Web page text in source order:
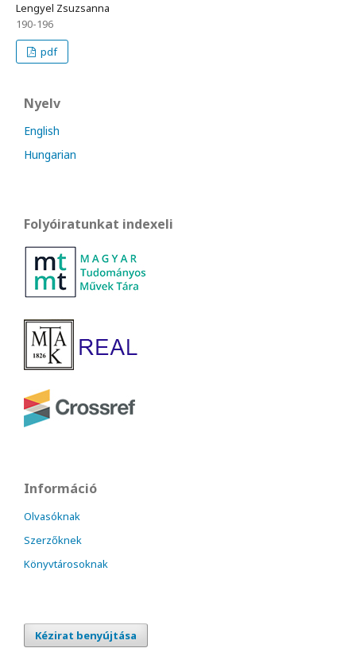
Lengyel Zsuzsanna
190-196
pdf
Nyelv
English
Hungarian
Folyóiratunkat indexeli
Információ
Olvasóknak
Szerzőknek
Könyvtárosoknak
Kézirat benyújtása